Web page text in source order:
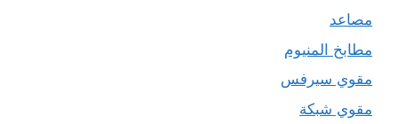
مصاعد
مطابخ المنيوم
مقوي سيرفس
مقوي شبكة